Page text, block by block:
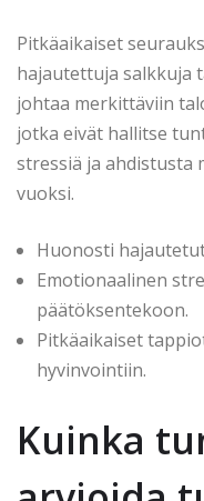
Pitkäaikaiset
hajautettuja salkkuja
johtaa merkittäviin
jotka eivät hallitse
stressiä ja ahdistusta
vuoksi.
Huonosti
Emotionaalinen
päätöksentekoon.
Pitkäaikaiset
hyvinvointiin.
Kuinka